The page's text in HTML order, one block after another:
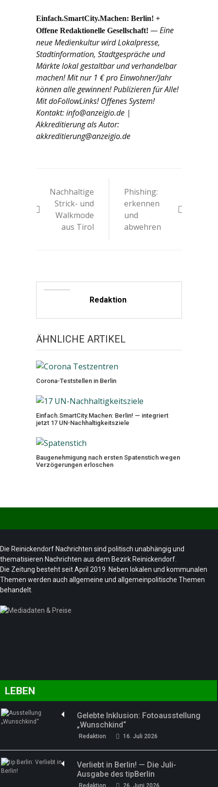
Einfach.SmartCity.Machen: Berlin! +
Offene Redaktionelle Gesellschaft!— Eine
neue Medienkultur wird Lokalpresse,
Stadtinformation, Stadtgespräche und
Märkte lokal gestaltbar und verhandelbar
machen! Mit nur 1 € pro Einwohner/Jahr
können alle gewinnen! Publizieren für Alle!
Mit doFollowLinks! Offenes System!
Kontakt: info@anzeigio.de |
Akkreditierung als Autor:
akkreditierung@anzeigio.de
Navigation
Nachhaltige
Strick- und
Walkmode
aus Tirol
Phishing:
erkennen
und
abwehren
Redaktion
ÄHNLICHE ARTIKEL
Corona-Teststellen in Berlin
Einfach.SmartCity.Machen: Berlin! — integriert
jetzt 17 UN-Nachhaltigkeitsziele
Baugenehmigung nach ersten Spatenstich wegen
Verzögerungen erloschen
Die Reinickendorf Nachrichten sind politisch unabhängig und
thematisieren Nachrichten aus dem Bezirk Reinickendorf.
Die Zeitung besteht seit April 2019. Neben lokalen und kommunalen
Themen werden auch allgemeine und allgemeinpolitische Themen
behandelt.
LEBEN
Gelebte Inklusion: Fotoausstellung
„Wunschkind“
Redaktion 16. Juli 2026
Verliebt in Berlin! — Die Juli-
Ausgabe des tipBerlin
Redaktion 26. Juni 2026